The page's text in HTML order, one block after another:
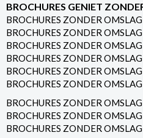
BROCHURES GENIET
BROCHURES ZONDER
BROCHURES ZONDER
BROCHURES ZONDER
BROCHURES ZONDER
BROCHURES ZONDER
BROCHURES ZONDER
BROCHURES ZONDER
BROCHURES ZONDER
BROCHURES ZONDER